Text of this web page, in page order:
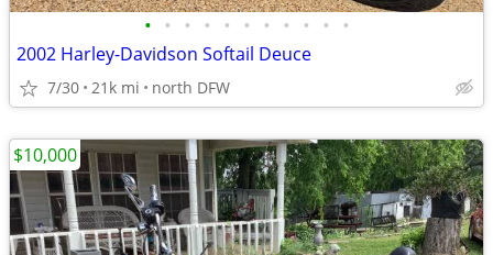
• • • • • • • • • • •
2002 Harley-Davidson Softail Deuce
7/30 21k mi north DFW
$10,000